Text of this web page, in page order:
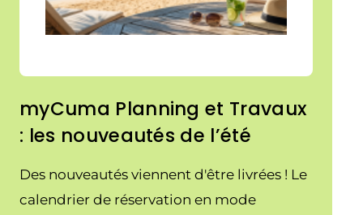
myCuma Planning et Travaux
: les nouveautés de l’été
Des nouveautés viennent d'être livrées ! Le
calendrier de réservation en mode